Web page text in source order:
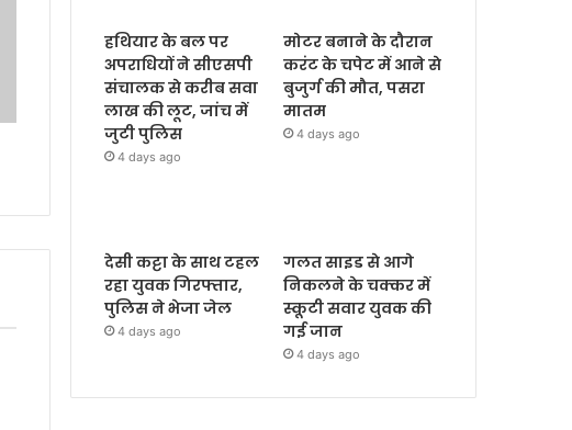
हथियार के बल पर
अपराधियों ने सीएसपी
संचालक से करीब सवा
लाख की लूट, जांच में
जुटी पुलिस
4 days ago
मोटर बनाने के दौरान
करंट के चपेट में आने से
बुजुर्ग की मौत, पसरा
मातम
4 days ago
देसी कट्टा के साथ टहल
रहा युवक गिरफ्तार,
पुलिस ने भेजा जेल
4 days ago
गलत साइड से आगे
निकलने के चक्कर में
स्कूटी सवार युवक की
गई जान
4 days ago